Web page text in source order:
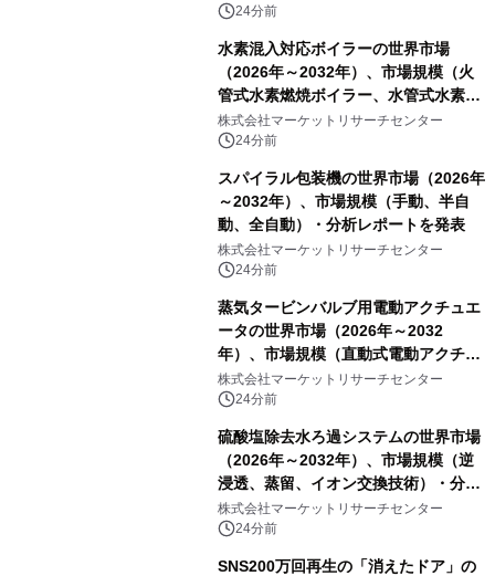
ートを発表
24分前
水素混入対応ボイラーの世界市場
（2026年～2032年）、市場規模（火
管式水素燃焼ボイラー、水管式水素燃
焼ボイラー、その他）・分析レポート
を発表
株式会社マーケットリサーチセンター
24分前
スパイラル包装機の世界市場（2026年
～2032年）、市場規模（手動、半自
動、全自動）・分析レポートを発表
株式会社マーケットリサーチセンター
24分前
蒸気タービンバルブ用電動アクチュエ
ータの世界市場（2026年～2032
年）、市場規模（直動式電動アクチュ
エータ、回転式電動アクチュエー
タ）・分析レポートを発表
株式会社マーケットリサーチセンター
24分前
硫酸塩除去水ろ過システムの世界市場
（2026年～2032年）、市場規模（逆
浸透、蒸留、イオン交換技術）・分析
レポートを発表
株式会社マーケットリサーチセンター
24分前
SNS200万回再生の「消えたドア」の